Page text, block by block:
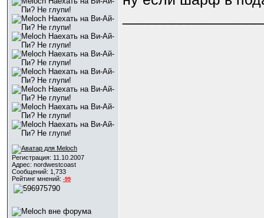
Регистрация: 11.10.2007
Адрес: nordwestcoast
Сообщений: 1,733
Рейтинг мнений: -99